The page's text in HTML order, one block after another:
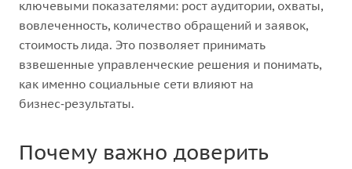
ключевыми показателями: рост аудитории, охваты,
вовлеченность, количество обращений и заявок,
стоимость лида. Это позволяет принимать
взвешенные управленческие решения и понимать,
как именно социальные сети влияют на
бизнес‑результаты.
Почему важно доверить